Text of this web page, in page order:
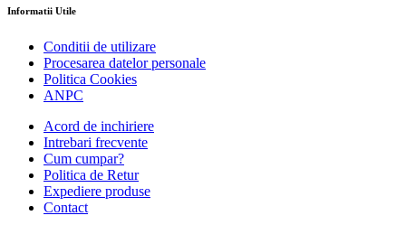
Informatii Utile
Conditii de utilizare
Procesarea datelor personale
Politica Cookies
ANPC
Acord de inchiriere
Intrebari frecvente
Cum cumpar?
Politica de Retur
Expediere produse
Contact